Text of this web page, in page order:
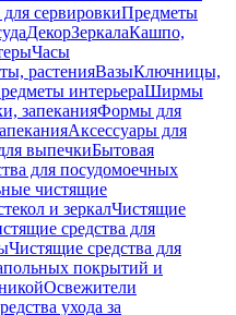
сервировкиПредметы
ДекорЗеркалаКашпо,
Часы
растенияВазыКлючницы,
интерьераШирмы
запеканияФормы для
Аксессуары для
выпечкиБытовая
для посудомоечных
чистящие
и зеркалЧистящие
средства для
Чистящие средства для
покрытий и
Освежители
ухода за